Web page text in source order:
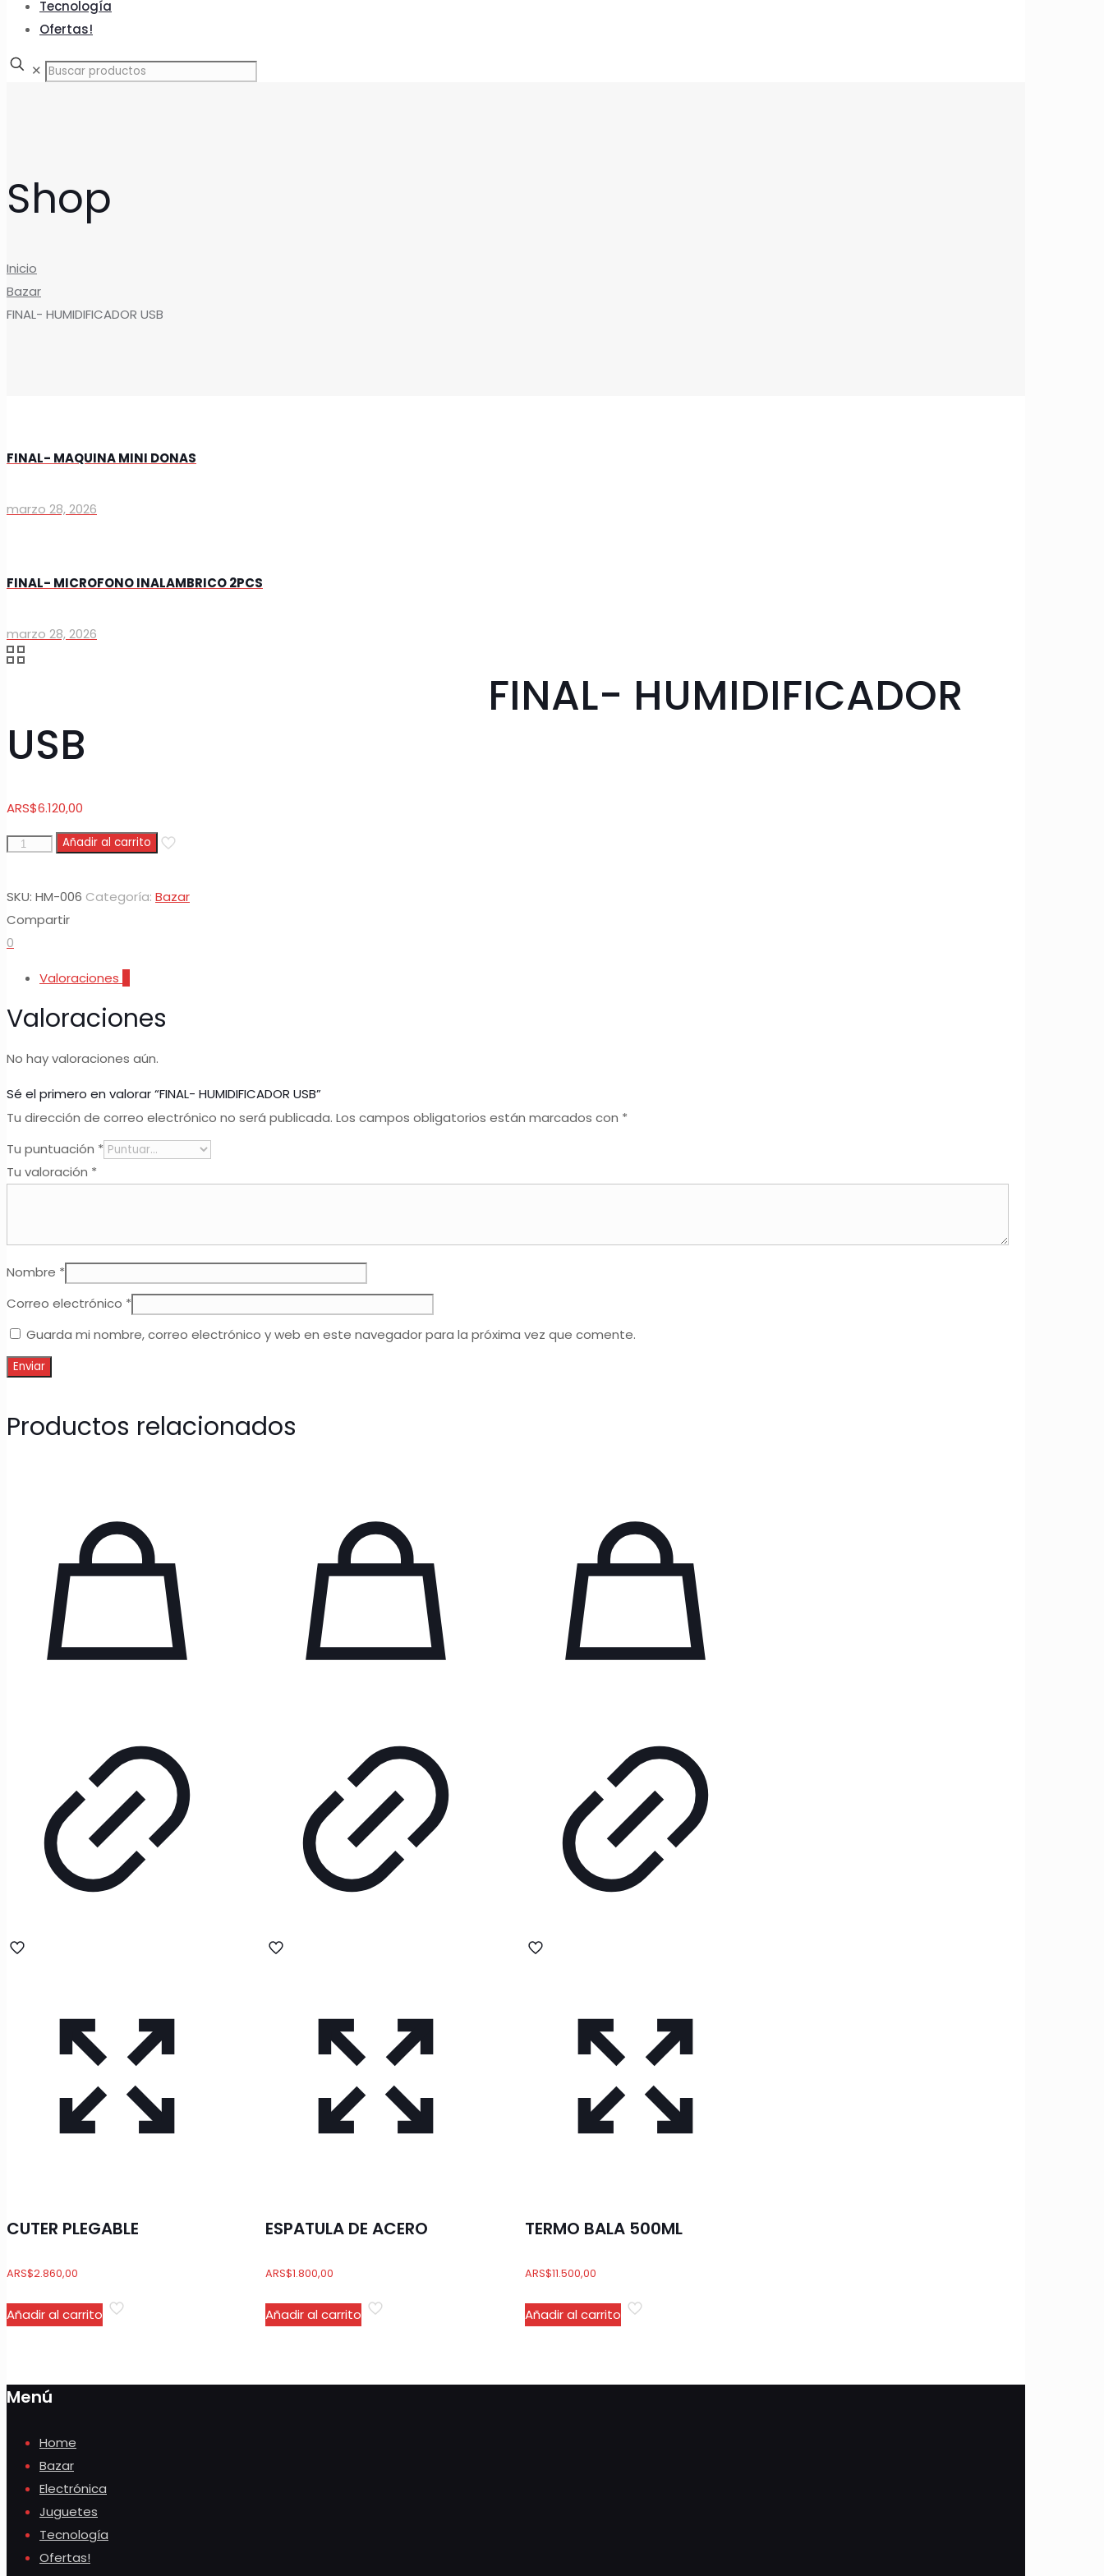
Tecnología
Ofertas!
✕
Shop
Inicio
Bazar
FINAL- HUMIDIFICADOR USB
FINAL- MAQUINA MINI DONAS
marzo 28, 2026
FINAL- MICROFONO INALAMBRICO 2PCS
marzo 28, 2026
FINAL- HUMIDIFICADOR
USB
ARS$6.120,00
FINAL-
USB
cantidad
Añadir al carrito
SKU: HM-006 Categoría: Bazar
Compartir
0
Valoraciones
Valoraciones
No hay valoraciones aún.
Sé el primero en valorar “FINAL- HUMIDIFICADOR USB”
Tu dirección de correo electrónico no será publicada. Los campos obligatorios están marcados con *
Tu puntuación *
Tu valoración *
Nombre *
Correo electrónico *
Guarda mi nombre, correo electrónico y web en este navegador para la próxima vez que comente.
Productos relacionados
CUTER PLEGABLE
ARS$2.860,00
Añadir al carrito
ESPATULA DE ACERO
ARS$1.800,00
Añadir al carrito
TERMO BALA 500ML
ARS$11.500,00
Añadir al carrito
Menú
Home
Bazar
Electrónica
Juguetes
Tecnología
Ofertas!